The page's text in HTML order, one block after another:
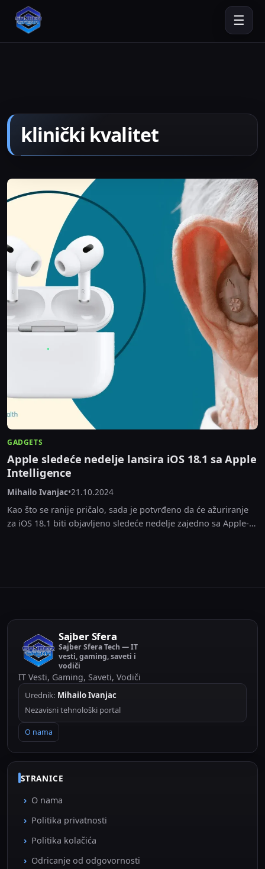
☰
klinički kvalitet
GADGETS
Apple sledeće nedelje lansira iOS 18.1 sa Apple
Intelligence
Mihailo Ivanjac•21.10.2024
Kao što se ranije pričalo, sada je potvrđeno da će ažuriranje
za iOS 18.1 biti objavljeno sledeće nedelje zajedno sa Apple-
Sajber Sfera
Sajber Sfera Tech — IT
vesti, gaming, saveti i
vodiči
IT Vesti, Gaming, Saveti, Vodiči
Urednik: Mihailo Ivanjac
Nezavisni tehnološki portal
O nama
STRANICE
O nama
Politika privatnosti
Politika kolačića
Odricanje od odgovornosti